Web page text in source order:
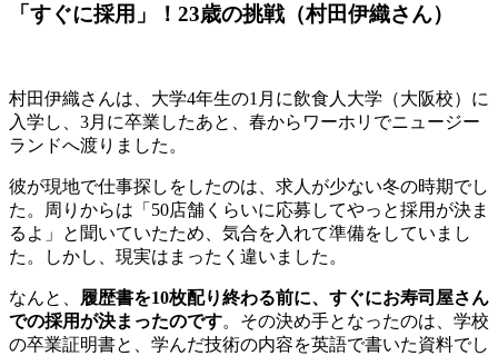
「すぐに採用」！23歳の挑戦（村田伊織さん）
村田伊織さんは、大学4年生の1月に飲食人大学（大阪校）に
入学し、3月に卒業したあと、春からワーホリでニュージー
ランドへ渡りました。
彼が現地で仕事探しをしたのは、求人が少ない冬の時期でし
た。周りからは「50店舗くらいに応募してやっと採用が決ま
るよ」と聞いていたため、気合を入れて準備をしていまし
た。しかし、現実はまったく違いました。
なんと、
履歴書を10枚配り終わる前に、すぐにお寿司屋さん
での採用が決まったのです。その決め手となったのは、学校
の卒業証明書と、学んだ技術の内容を英語で書いた資料でし